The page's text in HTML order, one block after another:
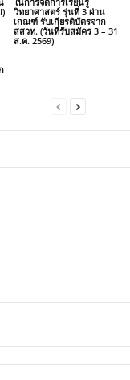
วิทยาศาสตร์ รุ่นที่ 3 ผ่าน
เกณฑ์ รับเกียรติบัตรจาก
สสวท. (วันที่รับสมัคร 3 – 31
ส.ค. 2569)